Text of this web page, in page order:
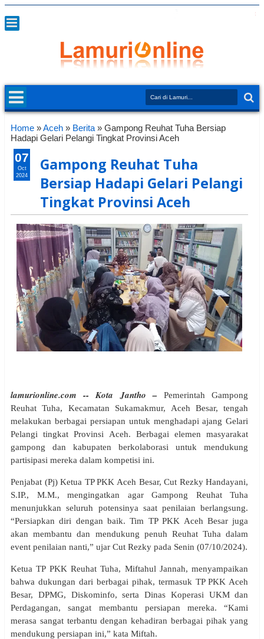
Home »Aceh » Berita » Gampong Reuhat Tuha Bersiap
Hadapi Gelari Pelangi Tingkat Provinsi Aceh
Gampong Reuhat Tuha
Bersiap Hadapi Gelari Pelangi
Tingkat Provinsi Aceh
lamurionline.com -- Kota Jantho –Pemerintah Gampong
Reuhat Tuha, Kecamatan Sukamakmur, Aceh Besar, tengah
melakukan berbagai persiapan untuk menghadapi ajang Gelari
Pelangi tingkat Provinsi Aceh. Berbagai elemen masyarakat
gampong dan kabupaten berkolaborasi untuk mendukung
partisipasi mereka dalam kompetisi ini.
Penjabat (Pj) Ketua TP PKK Aceh Besar, Cut Rezky Handayani,
S.IP., M.M., mengingatkan agar Gampong Reuhat Tuha
menunjukkan seluruh potensinya saat penilaian berlangsung.
“Persiapkan diri dengan baik. Tim TP PKK Aceh Besar juga
akan membantu dan mendukung penuh Reuhat Tuha dalam
event penilaian nanti,” ujar Cut Rezky pada Senin (07/10/2024).
Ketua TP PKK Reuhat Tuha, Miftahul Jannah, menyampaikan
bahwa dukungan dari berbagai pihak, termasuk TP PKK Aceh
Besar, DPMG, Diskominfo, serta Dinas Koperasi UKM dan
Perdagangan, sangat membantu persiapan mereka. “Kami
merasa sangat terbantu dengan kehadiran berbagai pihak yang
mendukung persiapan ini,” kata Miftah.
07
Oct
2024